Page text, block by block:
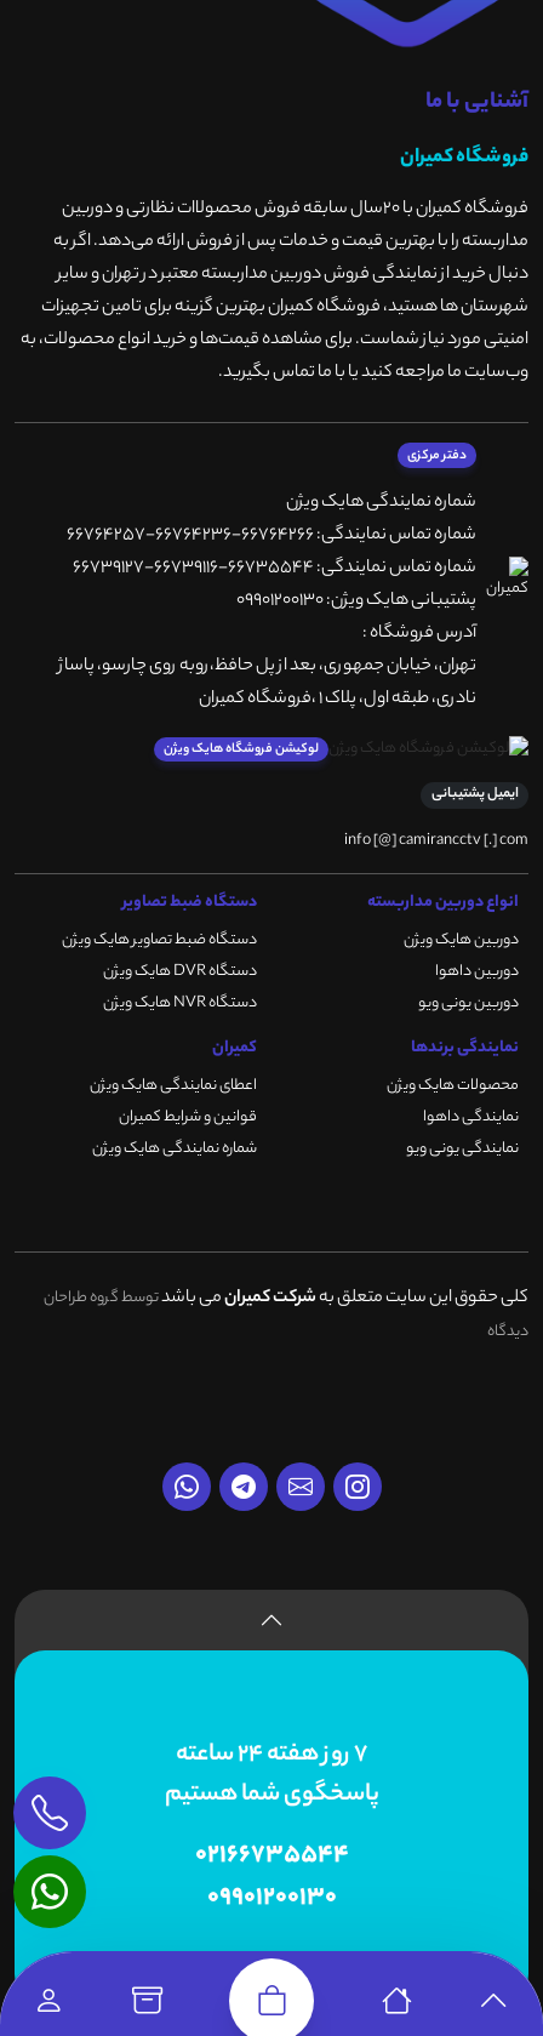
آشنایی با ما
فروشگاه کمیران
فروشگاه کمیران با ۲۰سال سابقه فروش محصولاات نظارتی و دوربین
مداربسته را با بهترین قیمت و خدمات پس از فروش ارائه می‌دهد. اگر به
دنبال خرید از نمایندگی فروش دوربین مداربسته معتبر در تهران و سایر
شهرستان ها هستید، فروشگاه کمیران بهترین گزینه برای تامین تجهیزات
امنیتی مورد نیاز شماست. برای مشاهده قیمت‌ها و خرید انواع محصولات، به
وب‌سایت ما مراجعه کنید یا با ما تماس بگیرید.
دفتر مرکزی
شماره نمایندگی هایک ویژن
شماره تماس نمایندگی: 66764266-66764236-66764257
شماره تماس نمایندگی: 66735544-66739116-66739127
پشتیبانی هایک ویژن: 09901200130
آدرس فروشگاه :
تهران، خيابان جمهوری، بعد از پل حافظ،روبه روی چارسو، پاساژ
نادری، طبقه اول، پلاک 1 ،فروشگاه کمیران
لوکیشن فروشگاه هایک ویژن
ایمیل پشتیبانی
info [@] camirancctv [.] com
انواع دوربین مداربسته
دوربین هایک ویژن
دوربین داهوا
دوربین یونی ویو
دستگاه ضبط تصاویر
دستگاه ضبط تصاویر هایک ویژن
دستگاه DVR هایک ویژن
دستگاه NVR هایک ویژن
نمایندگی برندها
محصولات هایک ویژن
نمایندگی داهوا
نمایندگی یونی ویو
کمیران
اعطای نمایندگی هایک ویژن
قوانین و شرایط کمیران
شماره نمایندگی هایک ویژن
کلی حقوق این سایت متعلق بهشرکت کمیرانمی باشدتوسط گروه طراحان
دیدگاه
7 روز هفته 24 ساعته
پاسخگوی شما هستیم
02166735544
09901200130